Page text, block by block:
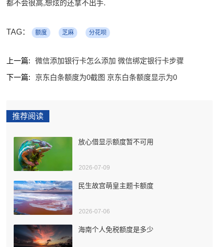
都不会很高,想炫的还拿不出手.
TAG： 额度 芝麻 分花呗
上一篇:
微信添加银行卡怎么添加 微信绑定银行卡步骤
下一篇:
京东白条额度为0截图 京东白条额度显示为0
推荐阅读
放心借显示额度暂不可用
2026-07-09
民生故宫萌皇主题卡额度
2026-07-06
海南个人免税额度是多少